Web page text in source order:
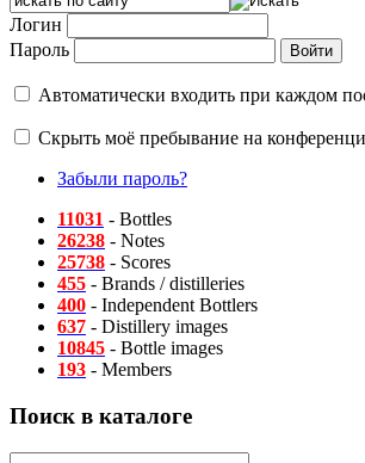
Логин
Пароль
Автоматически входить при каждом
Скрыть моё пребывание на
Забыли пароль?
11031 - Bottles
26238 - Notes
25738 - Scores
455 - Brands / distilleries
400 - Independent Bottlers
637 - Distillery images
10845 - Bottle images
193 - Members
Поиск в каталоге